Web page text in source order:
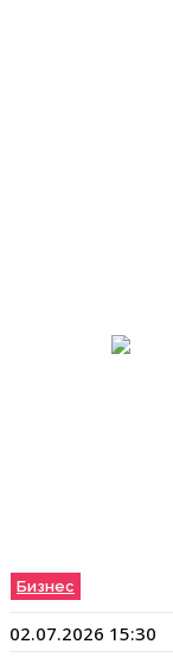
Бизнес
02.07.2026 15:30